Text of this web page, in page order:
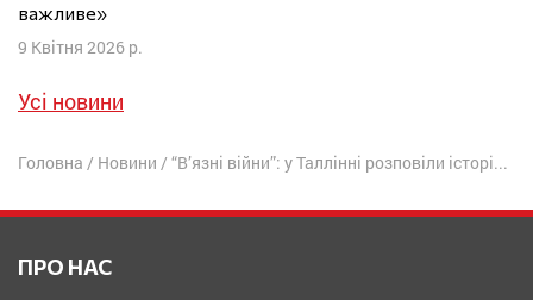
важливе»
9 Квітня 2026 р.
Усі новини
Головна / Новини / “В’язні війни”: у Таллінні розповіли історії українців у російських концтаборах
ПРО НАС